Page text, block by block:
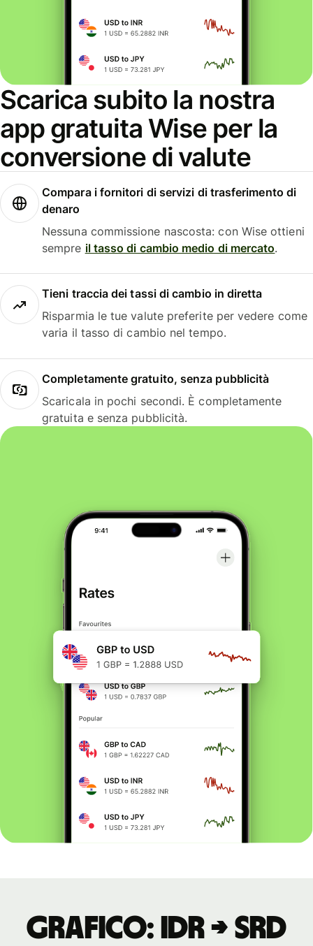
Scarica subito la nostra
app gratuita Wise per la
conversione di valute
Compara i fornitori di servizi di trasferimento di
denaro
Nessuna commissione nascosta: con Wise ottieni
sempre il tasso di cambio medio di mercato.
Tieni traccia dei tassi di cambio in diretta
Risparmia le tue valute preferite per vedere come
varia il tasso di cambio nel tempo.
Completamente gratuito, senza pubblicità
Scaricala in pochi secondi. È completamente
gratuita e senza pubblicità.
Grafico: IDR → SRD